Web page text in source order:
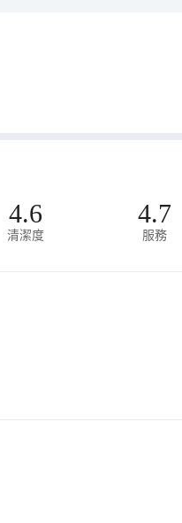
4.6
清潔度
4.7
服務